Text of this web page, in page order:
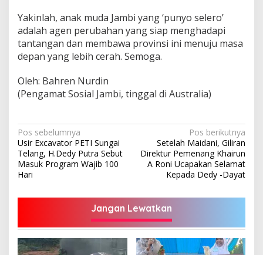
Yakinlah, anak muda Jambi yang ‘punyo selero’
adalah agen perubahan yang siap menghadapi
tantangan dan membawa provinsi ini menuju masa
depan yang lebih cerah. Semoga.
Oleh: Bahren Nurdin
(Pengamat Sosial Jambi, tinggal di Australia)
Navigasi
pos
Pos sebelumnya
Usir Excavator PETI Sungai
Telang, H.Dedy Putra Sebut
Masuk Program Wajib 100
Hari
Pos berikutnya
Setelah Maidani, Giliran
Direktur Pemenang Khairun
A Roni Ucapakan Selamat
Kepada Dedy -Dayat
Jangan Lewatkan